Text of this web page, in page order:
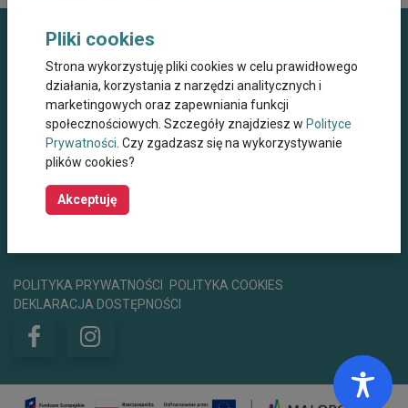
Pliki cookies
Strona wykorzystuję pliki cookies w celu prawidłowego
działania, korzystania z narzędzi analitycznych i
marketingowych oraz zapewniania funkcji
społecznościowych. Szczegóły znajdziesz w Polityce
Prywatności . Czy zgadzasz się na wykorzystywanie
plików cookies?
Akceptuję
Dane kontaktowe
Miejskie Centrum Opieki dla Osób Starszych,
Przewlekle Niepełnosprawnych oraz
Niesamodzielnych w Krakowie
ul. Wielicka 267, 30-663 Kraków
+48 12 44 67 565
POLITYKA PRYWATNOŚCI
POLITYKA COOKIES
DEKLARACJA DOSTĘPNOŚCI